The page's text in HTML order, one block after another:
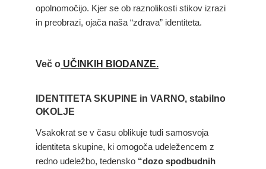
opolnomočijo. Kjer se ob raznolikosti stikov izrazi
in preobrazi, ojača naša “zdrava” identiteta.
Več o UČINKIH BIODANZE.
IDENTITETA SKUPINE in VARNO, stabilno
OKOLJE
Vsakokrat se v času oblikuje tudi samosvoja
identiteta skupine, ki omogoča udeležencem z
redno udeležbo, tedensko “dozo spodbudnih